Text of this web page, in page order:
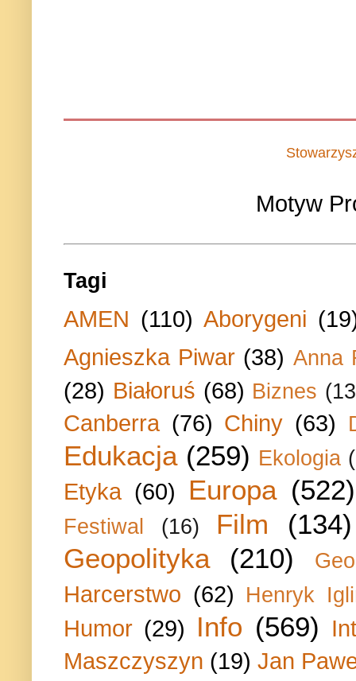
Motyw
Tagi
AMEN (110) Aborygeni
Agnieszka Piwar (38) Anna
(28) Białoruś (68) Biznes
Canberra (76) Chiny (63)
Edukacja (259) Ekologia
Etyka (60) Europa (522)
Festiwal (16) Film
(134)
Geopolityka
(210)
Harcerstwo (62) Henryk
Humor (29) Info (569)
Maszczyszyn (19) Jan